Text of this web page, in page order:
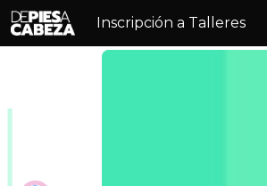
Inscripción a Talleres